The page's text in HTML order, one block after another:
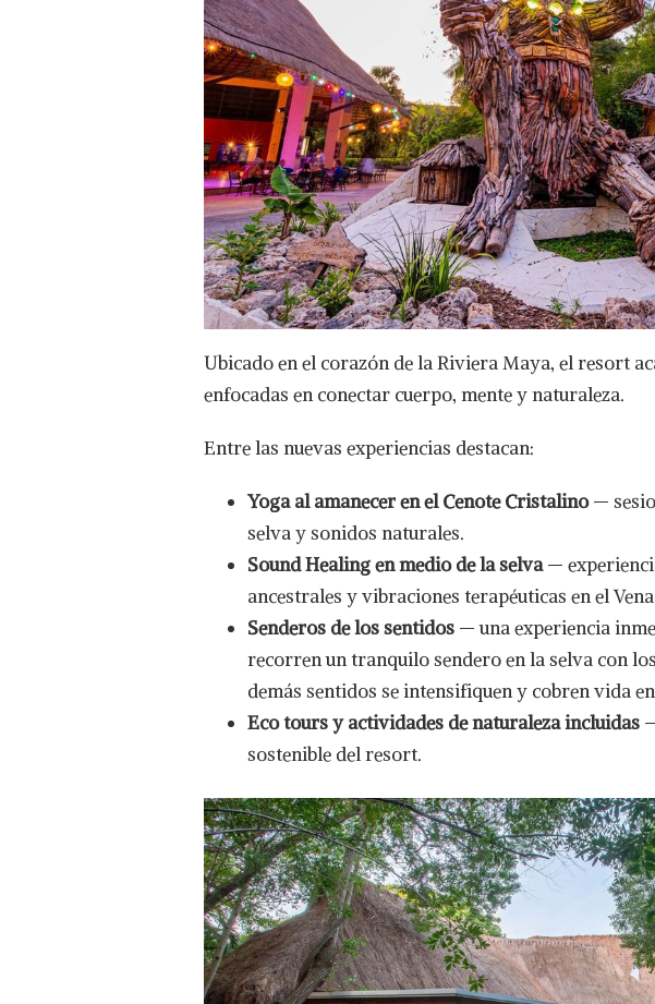
Ubicado en el corazón de la Riviera Maya, el resort
enfocadas en conectar cuerpo, mente y naturaleza.
Entre las nuevas experiencias destacan:
Yoga al amanecer en el Cenote Cristalino—
selva y sonidos naturales.
Sound Healing en medio de la selva—
ancestrales y vibraciones terapéuticas en el
Senderos de los sentidos — una experiencia
recorren un tranquilo sendero en la selva con
demás sentidos se intensifiquen y cobren vida
Eco tours y actividades de naturaleza incluidas
sostenible del resort.